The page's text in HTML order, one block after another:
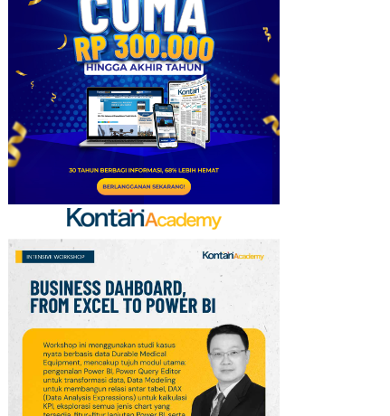
SEC Hentikan Gugatan
Insider Trading terhadap
Eks Bos Ontrak yang
Diampuni Trump